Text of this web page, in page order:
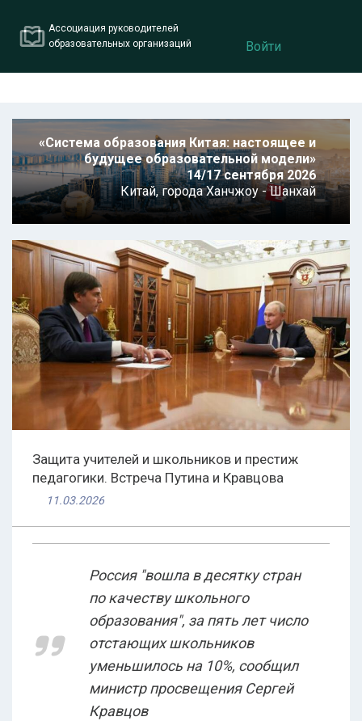
Ассоциация руководителей
образовательных организаций
Войти
«Система образования Китая: настоящее и
будущее образовательной модели»
14/17 сентября 2026
Китай,города Ханчжоу - Шанхай
Защита учителей и школьников и престиж
педагогики. Встреча Путина и Кравцова
11.03.2026
Россия "вошла в десятку стран
по качеству школьного
образования", за пять лет число
отстающих школьников
уменьшилось на 10%, сообщил
министр просвещения Сергей
Кравцов